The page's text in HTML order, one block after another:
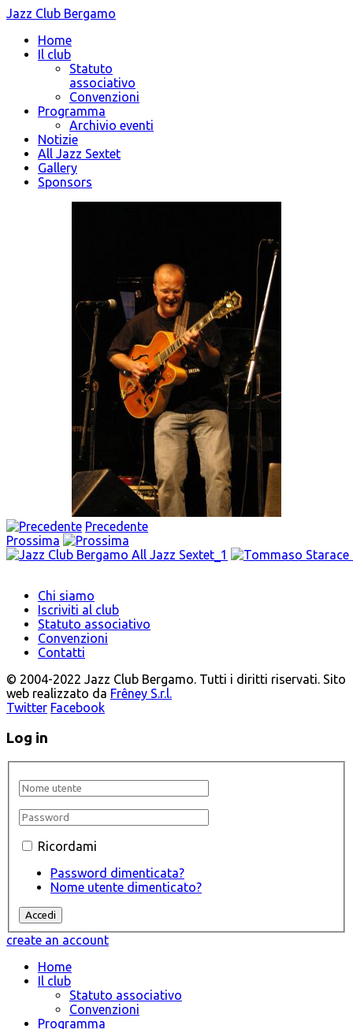
Jazz Club Bergamo
Home
Il club
Statuto
associativo
Convenzioni
Programma
Archivio eventi
Notizie
All Jazz Sextet
Gallery
Sponsors
Precedente
Prossima
Chi siamo
Iscriviti al club
Statuto associativo
Convenzioni
Contatti
© 2004-2022 Jazz Club Bergamo. Tutti i diritti riservati. Sito
web realizzato da Frêney S.r.l.
Twitter Facebook
Log in
Ricordami
Password dimenticata?
Nome utente dimenticato?
create an account
Home
Il club
Statuto associativo
Convenzioni
Programma